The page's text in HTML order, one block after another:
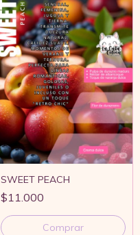
SWEET PEACH
$11.000
Comprar